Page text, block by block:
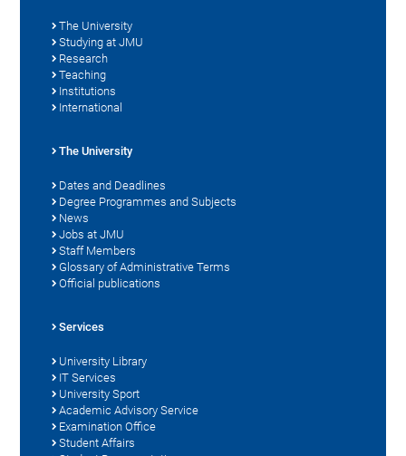
The University
Studying at JMU
Research
Teaching
Institutions
International
The University
Dates and Deadlines
Degree Programmes and Subjects
News
Jobs at JMU
Staff Members
Glossary of Administrative Terms
Official publications
Services
University Library
IT Services
University Sport
Academic Advisory Service
Examination Office
Student Affairs